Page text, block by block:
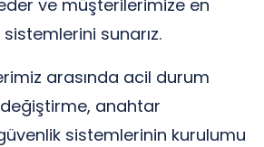
ve müşterilerimize en
sunarız.
arasında acil durum
anahtar
sistemlerinin kurulumu